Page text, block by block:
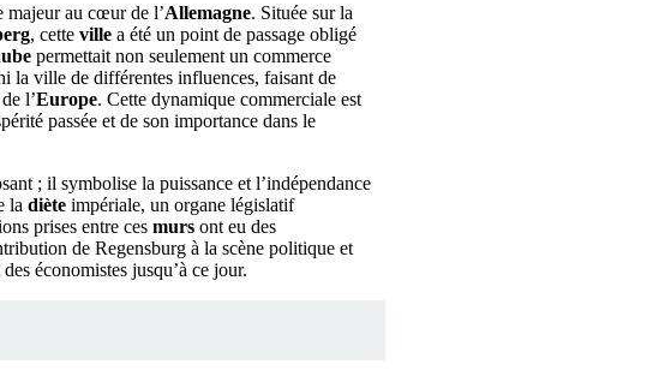
majeur au cœur de l’Allemagne. Située sur la
, cette ville a été un point de passage obligé
permettait non seulement un commerce
la ville de différentes influences, faisant de
l’Europe. Cette dynamique commerciale est
passée et de son importance dans le
; il symbolise la puissance et l’indépendance
la diète impériale, un organe législatif
prises entre ces murs ont eu des
de Regensburg à la scène politique et
économistes jusqu’à ce jour.